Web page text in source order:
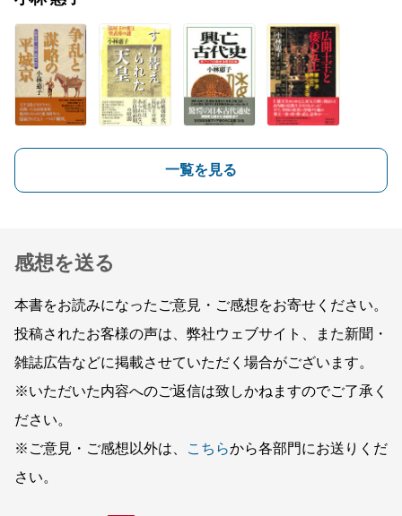
一覧を見る
感想を送る
本書をお読みになったご意見・ご感想をお寄せください。
投稿されたお客様の声は、弊社ウェブサイト、また新聞・
雑誌広告などに掲載させていただく場合がございます。
※いただいた内容へのご返信は致しかねますのでご了承く
ださい。
※ご意見・ご感想以外は、
こちらから各部門にお送りくだ
さい。